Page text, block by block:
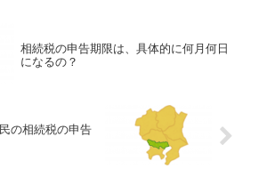
相続税の申告期限は、具体的に何月何日
になるの？
の相続税の申告